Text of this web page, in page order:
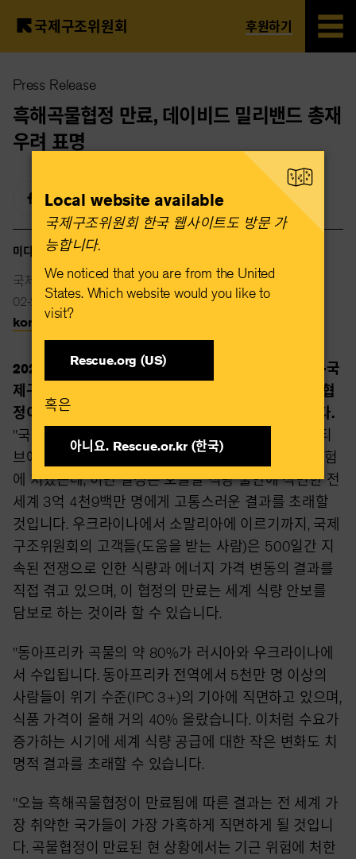
main
content
국제구조위원회 후원하기
Press Release
흑해곡물협정 만료, 데이비드 밀리밴드 총재
우려 표명
미디어 연락처
국제구조위원회
02-2088-2015
korea@rescue.org
2023년 07월 18일 —뉴욕, 뉴욕, 2023년 7월 17일 -국
제구조위원회의 데이비드 밀리밴드 총재는 흑해곡물협
정이 17일부로 만료됨에 따라 다음과 같이 말했습니다.
"국제구조위원회(IRC)는 러시아가 흑해 곡물 이니셔티
브에서 탈퇴함에 따라 이 지역 곡물 수출의 미래가 위험
에 처했는데, 이번 결정은 오늘날 식량 불안에 직면한 전
세계 3억 4천9백만 명에게 고통스러운 결과를 초래할
것입니다. 우크라이나에서 소말리아에 이르기까지, 국제
구조위원회의 고객들(도움을 받는 사람)은 500일간 지
속된 전쟁으로 인한 식량과 에너지 가격 변동의 결과를
직접 겪고 있으며, 이 협정의 만료는 세계 식량 안보를
담보로 하는 것이라 할 수 있습니다.
"동아프리카 곡물의 약 80%가 러시아와 우크라이나에
서 수입됩니다. 동아프리카 전역에서 5천만 명 이상의
사람들이 위기 수준(IPC 3+)의 기아에 직면하고 있으며,
식품 가격이 올해 거의 40% 올랐습니다. 이처럼 수요가
증가하는 시기에 세계 식량 공급에 대한 작은 변화도 치
명적 결과를 초래할 수 있습니다.
"오늘 흑해곡물협정이 만료됨에 따른 결과는 전 세계 가
장 취약한 국가들이 가장 가혹하게 직면하게 될 것입니
다. 곡물협정이 만료된 현 상황에서는 기근 위험에 처한
Local website available
국제구조위원회 한국 웹사이트도 방문 가
능합니다.​
We noticed that you are from the United
States. Which website would you like to
visit?
Rescue.org (US)
혹은​
아니요. Rescue.or.kr (한국)​